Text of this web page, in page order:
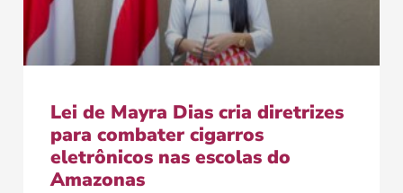
Lei de Mayra Dias cria diretrizes
para combater cigarros
eletrônicos nas escolas do
Amazonas